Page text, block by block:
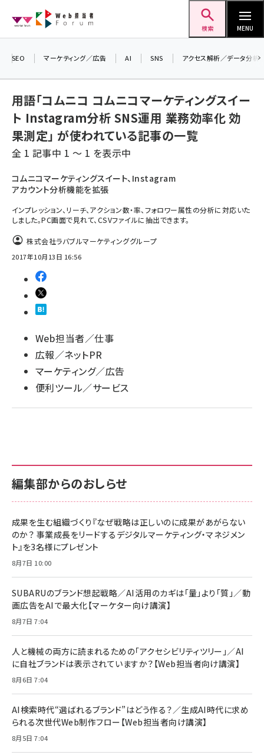
ン
検索 MENU
seo (3526)
ai (2807)
youtube (2434)
セミナー (2307)
z世代 (1622)
meo (1275)
SEO マーケティング／広告 AI SNS アクセス解析／データ分析
用語「コムニコ コムニコマーケティングスイー
ト Instagram分析 SNS運用 業務効率化 効
果測定」 が使われている記事の一覧
全 1 記事中 1 ～ 1 を表示中
コムニコマーケティングスイート、Instagram
アカウント分析機能を拡張
インプレッション、リーチ、アクション数・率、フォロワー属性の分析に対応いた
しました。PC画面で見れて、CSVファイルに抽出できます。
株式会社ラバブルマーケティンググループ
2017年10月13日 16:56
Web担当者／仕事
広報／ネットPR
マーケティング／広告
便利ツール／サービス
編集部からのおしらせ
成果を生む組織づくり『なぜ戦略は正しいのに成果があがらない
のか？ 事業成長をリードするデジタルマーケティング・マネジメン
ト』を3名様にプレゼント
8月7日 10:00
SUBARUのブランド想起戦略／AI活用のカギは「量」より「質」／動
画広告をAIで最大化【マーケター向け講演】
8月7日 7:04
人と機械の両方に読まれるための「アクセシビリティツリー」／AI
に自社ブランドは表示されていますか？【Web担当者向け講演】
8月6日 7:04
AI検索時代“選ばれるブランド”はどう作る？／生成AI時代に求め
られる次世代Web制作フロー【Web担当者向け講演】
8月5日 7:04
＼ 8月27日開催、申し込み受付中！ ／
生成AIをマーケティング等に活用するための
マーケティング フォーラム 2026」開催！
▼申し込みはこちらから▼